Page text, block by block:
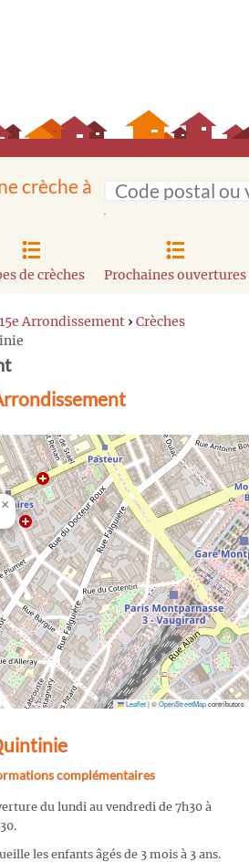
crèche à
de crèches Prochaines ouvertures
Arrondissement › Crèches
×
Leaflet|©OpenStreetMapcontributors
complémentaires
du lundi au vendredi de 7h30 à
les enfants âgés de 3 mois à 3 ans.